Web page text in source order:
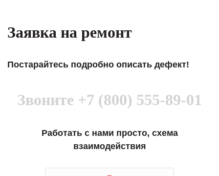
Заявка на ремонт
Постарайтесь подробно описать дефект!
Звоните +7 (800) 555-89-01
Работать с нами просто, схема
взаимодействия